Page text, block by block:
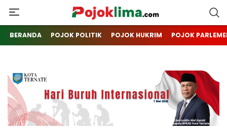
pojoklima.com
Mojokin
BERANDA POJOK POLITIK POJOK HUKRIM POJOK